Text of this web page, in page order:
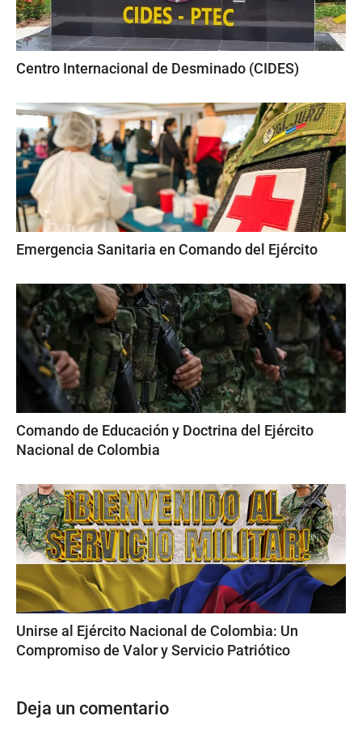
Centro Internacional de Desminado (CIDES)
Emergencia Sanitaria en Comando del Ejército
Comando de Educación y Doctrina del Ejército
Nacional de Colombia
Unirse al Ejército Nacional de Colombia: Un
Compromiso de Valor y Servicio Patriótico
Deja un comentario